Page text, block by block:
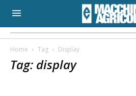
Home Tag Display
Tag: display